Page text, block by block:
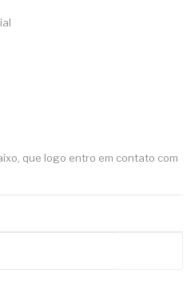
que logo entro em contato com